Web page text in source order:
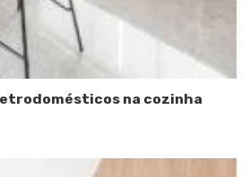
na cozinha